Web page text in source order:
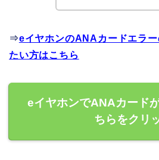
⇒eイヤホンのANAカードエラ
たい方はこちら
eイヤホンでANAカード
ちらをクリ